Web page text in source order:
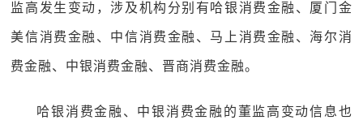
监高发生变动，涉及机构分别有哈银消费金融、厦门金
美信消费金融、中信消费金融、马上消费金融、海尔消
费金融、中银消费金融、晋商消费金融。
哈银消费金融、中银消费金融的董监高变动信息也